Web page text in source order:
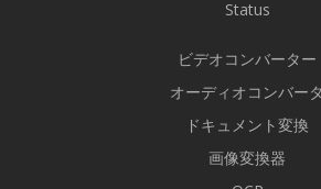
Status
ビデオコンバーター
オーディオコンバータ
ドキュメント変換
画像変換器